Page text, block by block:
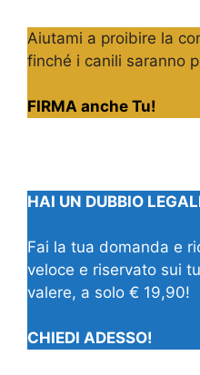
Aiutami a proibire la
finché i canili saranno
FIRMA anche Tu!
HAI UN DUBBIO
Fai la tua domanda e
veloce e riservato sui
valere, a solo € 19,90!
CHIEDI ADESSO!